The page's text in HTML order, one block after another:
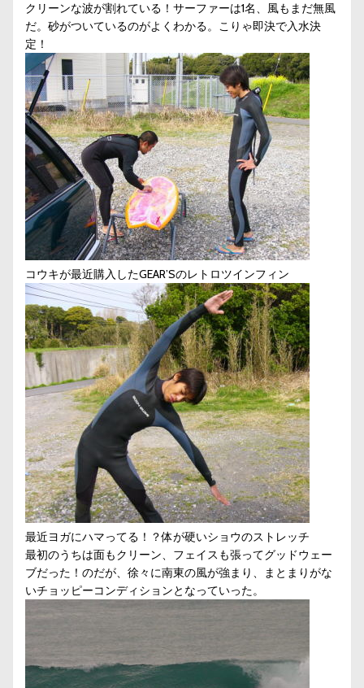
クリーンな波が割れている！サーファーは1名、風もまだ無風
だ。砂がついているのがよくわかる。こりゃ即決で入水決
定！
コウキが最近購入したGEAR’Sのレトロツインフィン
最近ヨガにハマってる！？体が硬いショウのストレッチ
最初のうちは面もクリーン、フェイスも張ってグッドウェー
ブだった！のだが、徐々に南東の風が強まり、まとまりがな
いチョッピーコンディションとなっていった。